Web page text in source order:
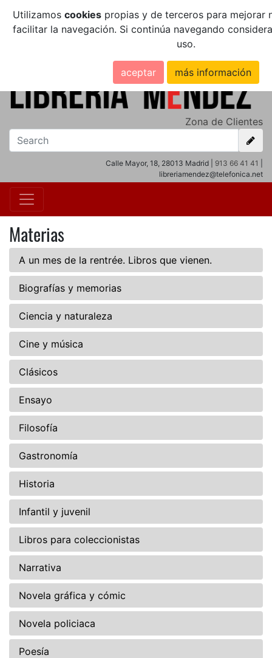
Utilizamos cookiespropias y de terceros para mejorar
facilitar la navegación. Si continúa navegando
uso.
aceptar más información
Zona de Clientes
Calle Mayor, 18, 28013 Madrid | 913 66 41 41
libreriamendez@telefonica.net
Materias
A un mes de la rentrée. Libros que vienen.
Biografías y memorias
Ciencia y naturaleza
Cine y música
Clásicos
Ensayo
Filosofía
Gastronomía
Historia
Infantil y juvenil
Libros para coleccionistas
Narrativa
Novela gráfica y cómic
Novela policiaca
Poesía